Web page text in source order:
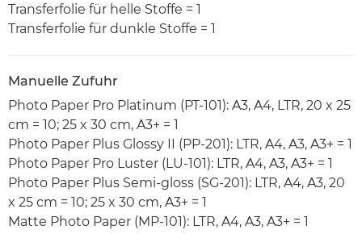
Transferfolie für helle Stoffe = 1
Transferfolie für dunkle Stoffe = 1
Manuelle Zufuhr
Photo Paper Pro Platinum (PT-101): A3, A4, LTR, 20 x 25
cm = 10; 25 x 30 cm, A3+ = 1
Photo Paper Plus Glossy II (PP-201): LTR, A4, A3, A3+ = 1
Photo Paper Pro Luster (LU-101): LTR, A4, A3, A3+ = 1
Photo Paper Plus Semi-gloss (SG-201): LTR, A4, A3, 20
x 25 cm = 10; 25 x 30 cm, A3+ = 1
Matte Photo Paper (MP-101): LTR, A4, A3, A3+ = 1